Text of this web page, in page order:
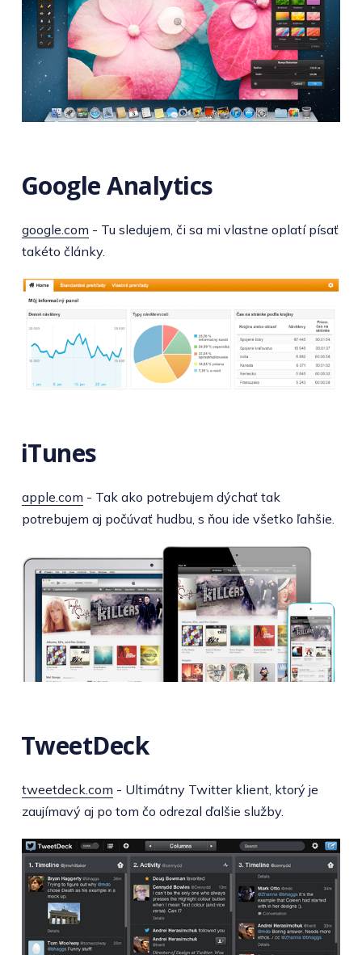
Google Analytics
google.com - Tu sledujem, či sa mi vlastne oplatí písať
takéto články.
iTunes
apple.com - Tak ako potrebujem dýchať tak
potrebujem aj počúvať hudbu, s ňou ide všetko ľahšie.
TweetDeck
tweetdeck.com - Ultimátny Twitter klient, ktorý je
zaujímavý aj po tom čo odrezal ďalšie služby.